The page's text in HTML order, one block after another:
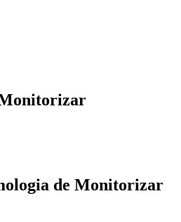
de Monitorizar